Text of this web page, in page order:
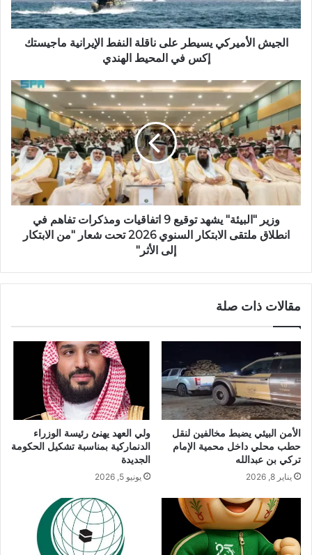
الجيش الأميركي يسيطر على ناقلة النفط الإيرانية ماجيستك
إكس في المحيط الهندي
وزير "البيئة" يشهد توقيع 9 اتفاقيات ومذكرات تفاهم في
انطلاق ملتقى الابتكار السنوي 2026 تحت شعار "من الابتكار
إلى الأثر"
مقالات ذات صلة
الأمن البيئي يضبط مخالفين لنقل
حطب محلي داخل محمية الإمام
تركي بن عبدالله
يناير 8, 2026
ولي العهد يهنئ رئيسة الوزراء
الدنماركية بمناسبة تشكيل الحكومة
الجديدة
يونيو 5, 2026